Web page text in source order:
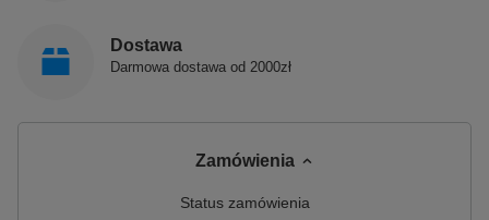
Dostawa
Darmowa dostawa od 2000zł
Zamówienia
Status zamówienia